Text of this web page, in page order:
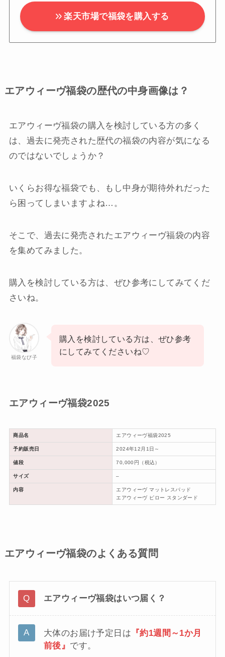
楽天市場で福袋を購入する
エアウィーヴ福袋の歴代の中身画像は？
エアウィーヴ福袋の購入を検討している方の多く
は、過去に発売された歴代の福袋の内容が気になる
のではないでしょうか？
いくらお得な福袋でも、もし中身が期待外れだった
ら困ってしまいますよね…。
そこで、過去に発売されたエアウィーヴ福袋の内容
を集めてみました。
購入を検討している方は、ぜひ参考にしてみてくだ
さいね。
福袋なび子
購入を検討している方は、ぜひ参考
にしてみてくださいね♡
エアウィーヴ福袋2025
商品名 エアウィーヴ福袋2025
予約販売日 2024年12月1日～
値段 70,000円（税込）
サイズ –
内容
エアウィーヴ マットレスパッド
エアウィーヴ ピロー スタンダード
エアウィーヴ福袋のよくある質問
エアウィーヴ福袋はいつ届く？
大体のお届け予定日は 『約1週間～1か月
前後』 です。